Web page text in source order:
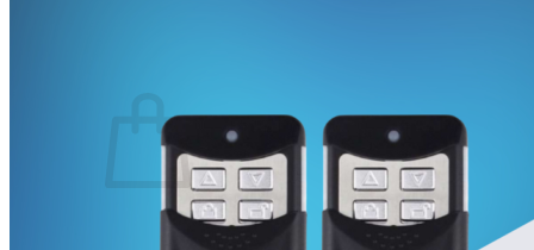
Chưa có sản phẩm trong giỏ hàng.